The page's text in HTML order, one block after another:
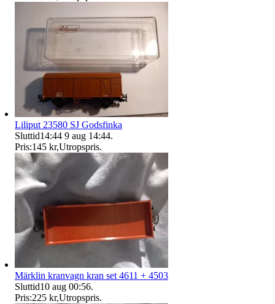
Liliput 23580 SJ Godsfinka
Sluttid14:44 9 aug 14:44.
Pris:145 kr,Utropspris.
Märklin kranvagn kran set 4611 + 4503
Sluttid10 aug 00:56.
Pris:225 kr,Utropspris.